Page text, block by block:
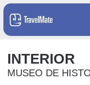
INTERIOR
MUSEO DE